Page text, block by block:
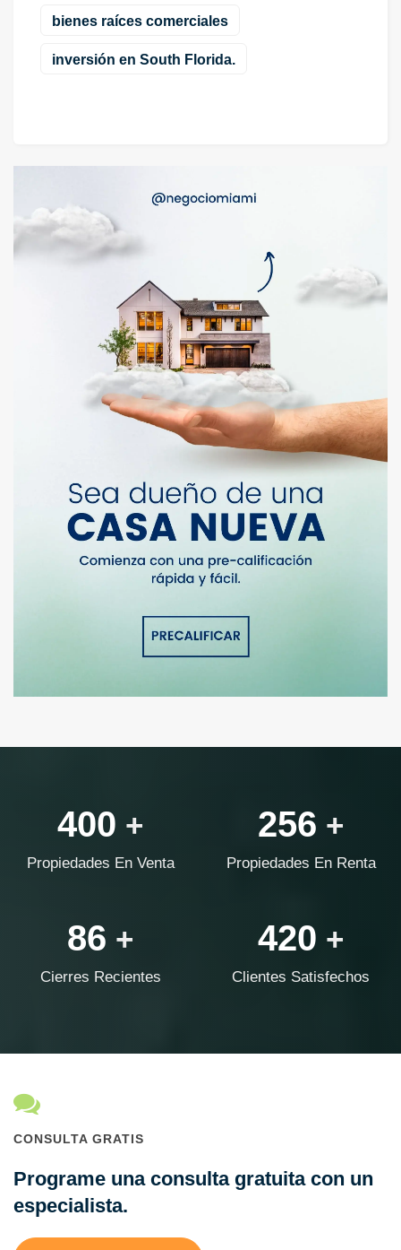
bienes raíces comerciales
inversión en South Florida.
400 +
Propiedades En Venta
256 +
Propiedades En Renta
86 +
Cierres Recientes
420 +
Clientes Satisfechos
CONSULTA GRATIS
Programe una consulta gratuita con un
especialista.